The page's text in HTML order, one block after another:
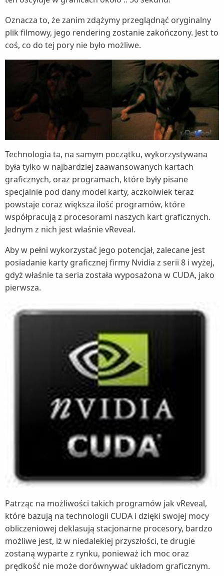
Oznacza to, że zanim zdążymy przeglądnąć oryginalny
plik filmowy, jego rendering zostanie zakończony. Jest to
coś, co do tej pory nie było możliwe.
Technologia ta, na samym początku, wykorzystywana
była tylko w najbardziej zaawansowanych kartach
graficznych, oraz programach, które były pisane
specjalnie pod dany model karty, aczkolwiek teraz
powstaje coraz większa ilość programów, które
współpracują z procesorami naszych kart graficznych.
Jednym z nich jest właśnie vReveal.
Aby w pełni wykorzystać jego potencjał, zalecane jest
posiadanie karty graficznej firmy Nvidia z serii 8 i wyżej,
gdyż właśnie ta seria została wyposażona w CUDA, jako
pierwsza.
Patrząc na możliwości takich programów jak vReveal,
które bazują na technologii CUDA i dzięki swojej mocy
obliczeniowej deklasują stacjonarne procesory, bardzo
możliwe jest, iż w niedalekiej przyszłości, te drugie
zostaną wyparte z rynku, ponieważ ich moc oraz
prędkość nie może dorównywać układom graficznym.